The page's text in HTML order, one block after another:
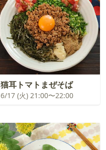
猫耳トマトまぜそば
6/17 (火) 21:00〜22:00